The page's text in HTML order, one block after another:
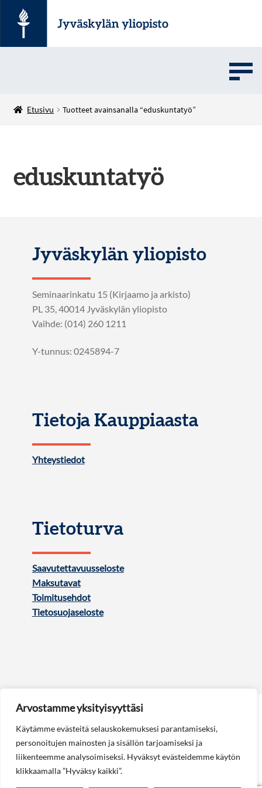
Arvostamme yksityisyyttäsi
Käytämme evästeitä selauskokemuksesi parantamiseksi,
personoitujen mainosten ja sisällön tarjoamiseksi ja
liikenteemme analysoimiseksi. Hyväksyt evästeidemme käytön
klikkaamalla ”Hyväksy kaikki”.
UMOVE
English
Etusivu Tuotteet avainsanalla “eduskuntatyö”
eduskuntatyö
Jyväskylän yliopisto
Seminaarinkatu 15 (Kirjaamo ja arkisto)
PL 35, 40014 Jyväskylän yliopisto
Vaihde: (014) 260 1211
Y-tunnus: 0245894-7
Tietoja Kauppiaasta
Yhteystiedot
Tietoturva
Saavutettavuusseloste
Maksutavat
Toimitusehdot
Tietosuojaseloste